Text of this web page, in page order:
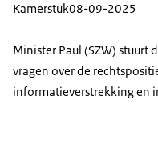
Kamerstuk08-09-2025
Minister Paul (SZW) stuurt
vragen over de
informatieverstrekking en